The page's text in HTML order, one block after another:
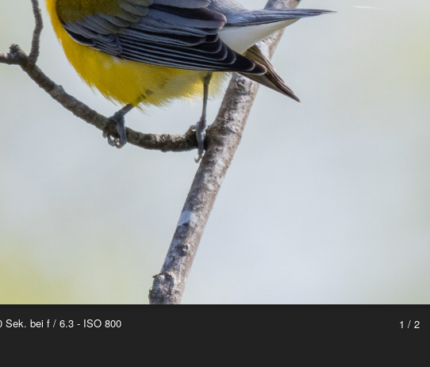
1 / 2
Sek. bei f / 6.3 - ISO 800